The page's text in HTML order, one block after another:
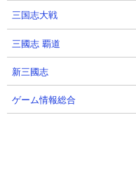
２．目を疑うほど無効特性
うキャラwww にゃんこ大
三国志大戦
三國志 覇道
新三國志
ゲーム情報総合